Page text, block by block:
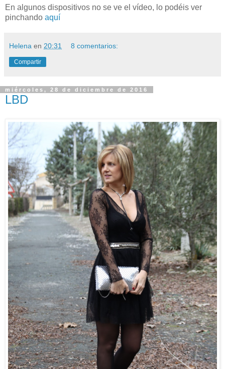
En algunos dispositivos no se ve el vídeo, lo podéis ver
pinchando aquí
Helena en 20:31 8 comentarios:
Compartir
miércoles, 28 de diciembre de 2016
LBD